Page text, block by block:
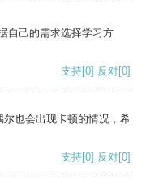
自己的需求选择学习方
支持[0] 反对[0]
也会出现卡顿的情况，希
支持[0] 反对[0]